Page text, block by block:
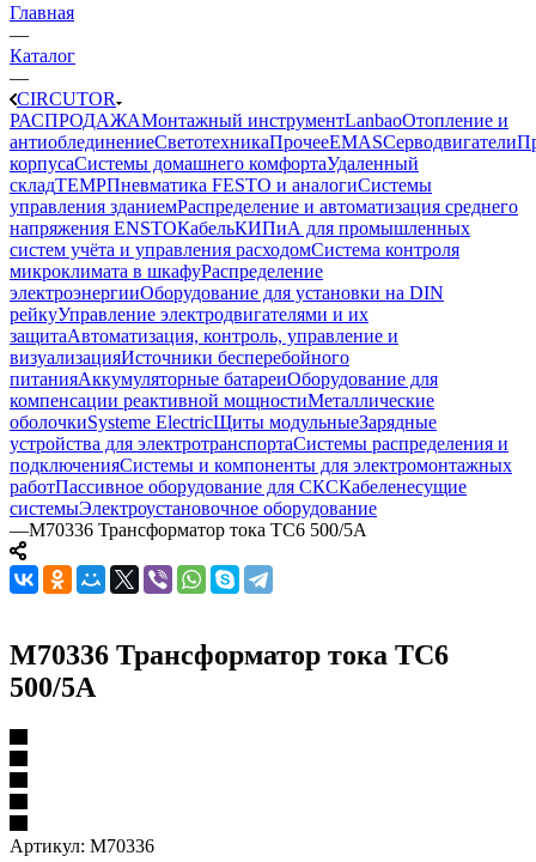
Главная
—
Каталог
—
CIRCUTOR
РАСПРОДАЖАМонтажный инструментLanbaoОтопление и
антиоблединениеСветотехникаПрочееEMASCерводвигатели
корпусаСистемы домашнего комфортаУдаленный
складTEMPПневматика FESTO и аналогиСистемы
управления зданиемРаспределение и автоматизация среднего
напряжения ENSTOКабельКИПиА для промышленных
систем учёта и управления расходомСистема контроля
микроклимата в шкафуРаспределение
электроэнергииОборудование для установки на DIN
рейкуУправление электродвигателями и их
защитаАвтоматизация, контроль, управление и
визуализацияИсточники бесперебойного
питанияАккумуляторные батареиОборудование для
компенсации реактивной мощностиМеталлические
оболочкиSysteme ElectricЩиты модульныеЗарядные
устройства для электротранспортаСистемы распределения и
подключенияСистемы и компоненты для электромонтажных
работПассивное оборудование для СКСКабеленесущие
системыЭлектроустановочное оборудование
—M70336 Трансформатор тока TC6 500/5A
M70336 Трансформатор тока TC6
500/5A
Артикул: M70336